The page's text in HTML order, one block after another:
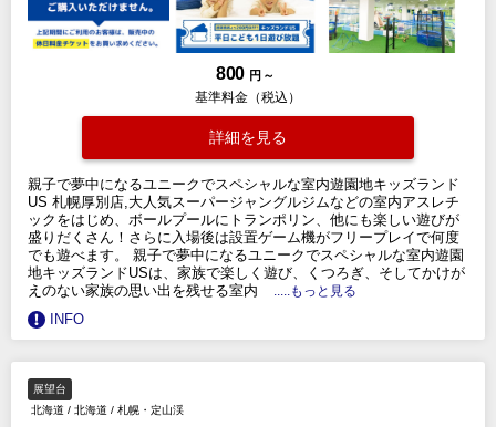
800 円 ～
基準料金（税込）
詳細を見る
親子で夢中になるユニークでスペシャルな室内遊園地キッズランド
US 札幌厚別店,大人気スーパージャングルジムなどの室内アスレチ
ックをはじめ、ボールプールにトランポリン、他にも楽しい遊びが
盛りだくさん！さらに入場後は設置ゲーム機がフリープレイで何度
でも遊べます。 親子で夢中になるユニークでスペシャルな室内遊園
地キッズランドUSは、家族で楽しく遊び、くつろぎ、そしてかけが
えのない家族の思い出を残せる室内
.....もっと見る
INFO
展望台
北海道 / 北海道 / 札幌・定山渓